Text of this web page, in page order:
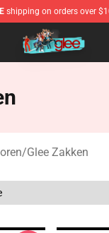
shipping on orders over
Glee
/Glee Zakken